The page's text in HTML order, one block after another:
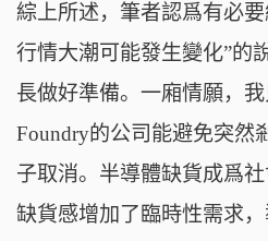
綜上所述，筆者認爲有必
行情大潮可能發生變化”的
長做好準備。一廂情願，
Foundry的公司能避免突然
子取消。半導體缺貨成爲社
缺貨感增加了臨時性需求